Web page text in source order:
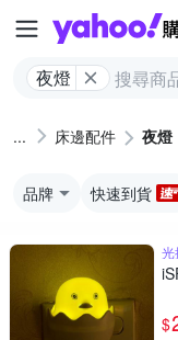
夜燈
床邊配件 夜燈
品牌 快速到貨
光
$